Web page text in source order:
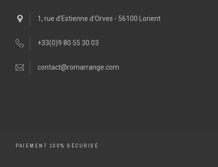
1, rue d'Estienne d'Orves - 56100 Lorient
+33(0)9 80 55 30 03
contact@romarrange.com
PAIEMENT 100% SÉCURISÉ